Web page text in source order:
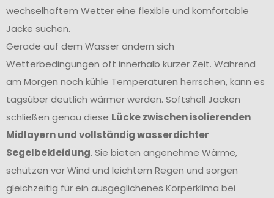
wechselhaftem Wetter eine flexible und komfortable
Jacke suchen.
Gerade auf dem Wasser ändern sich
Wetterbedingungen oft innerhalb kurzer Zeit. Während
am Morgen noch kühle Temperaturen herrschen, kann es
tagsüber deutlich wärmer werden. Softshell Jacken
schließen genau diese Lücke zwischen isolierenden
Midlayern und vollständig wasserdichter
Segelbekleidung. Sie bieten angenehme Wärme,
schützen vor Wind und leichtem Regen und sorgen
gleichzeitig für ein ausgeglichenes Körperklima bei